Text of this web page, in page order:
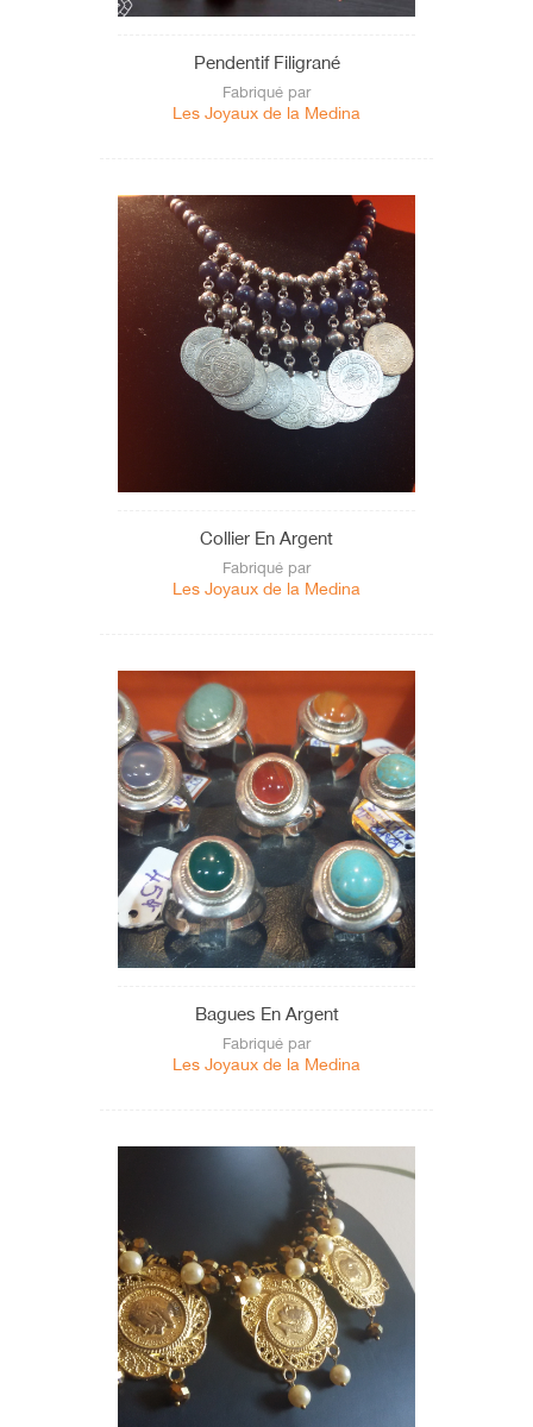
Pendentif Filigrané
Fabriqué par
Les Joyaux de la Medina
Collier En Argent
Fabriqué par
Les Joyaux de la Medina
Bagues En Argent
Fabriqué par
Les Joyaux de la Medina